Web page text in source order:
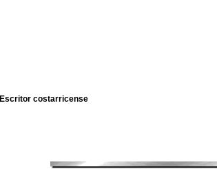
Escritor costarricense